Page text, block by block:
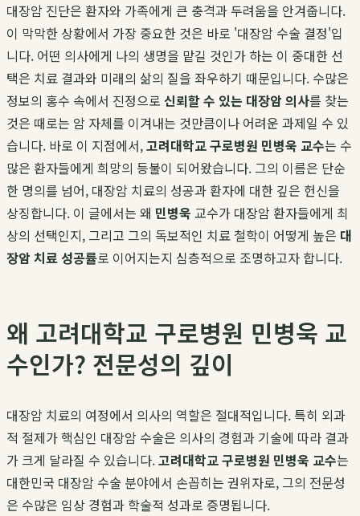
대장암 진단은 환자와 가족에게 큰 충격과 두려움을 안겨줍니다.
이 막막한 상황에서 가장 중요한 것은 바로 '대장암 수술 결정'입
니다. 어떤 의사에게 나의 생명을 맡길 것인가 하는 이 중대한 선
택은 치료 결과와 미래의 삶의 질을 좌우하기 때문입니다. 수많은
정보의 홍수 속에서 진정으로 신뢰할 수 있는 대장암 의사를 찾는
것은 때로는 암 자체를 이겨내는 것만큼이나 어려운 과제일 수 있
습니다. 바로 이 지점에서,고려대학교 구로병원 민병욱 교수는 수
많은 환자들에게 희망의 등불이 되어왔습니다. 그의 이름은 단순
한 명의를 넘어, 대장암 치료의 성공과 환자에 대한 깊은 헌신을
상징합니다. 이 글에서는 왜 민병욱 교수가 대장암 환자들에게 최
상의 선택인지, 그리고 그의 독보적인 치료 철학이 어떻게 높은 대
장암 치료 성공률로 이어지는지 심층적으로 조명하고자 합니다.
왜 고려대학교 구로병원 민병욱 교
수인가? 전문성의 깊이
대장암 치료의 여정에서 의사의 역할은 절대적입니다. 특히 외과
적 절제가 핵심인 대장암 수술은 의사의 경험과 기술에 따라 결과
가 크게 달라질 수 있습니다.고려대학교 구로병원 민병욱 교수는
대한민국 대장암 수술 분야에서 손꼽히는 권위자로, 그의 전문성
은 수많은 임상 경험과 학술적 성과로 증명됩니다.